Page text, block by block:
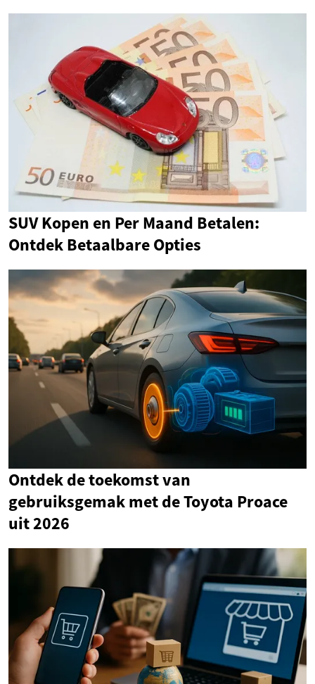
SUV Kopen en Per Maand Betalen:
Ontdek Betaalbare Opties
Ontdek de toekomst van
gebruiksgemak met de Toyota Proace
uit 2026